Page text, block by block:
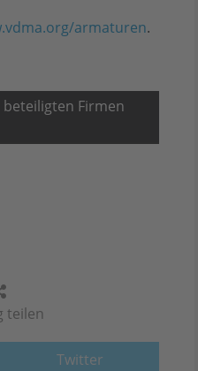
teilen
Twitter
armaturen.
Firmen